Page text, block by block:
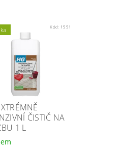
Kód: 1551
ČISTIČ NA
1 L